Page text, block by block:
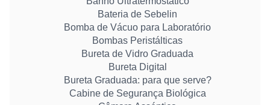
Bateria de Sebelin
Bomba de Vácuo para Laboratório
Bombas Peristálticas
Bureta de Vidro Graduada
Bureta Digital
Bureta Graduada: para que serve?
Cabine de Segurança Biológica